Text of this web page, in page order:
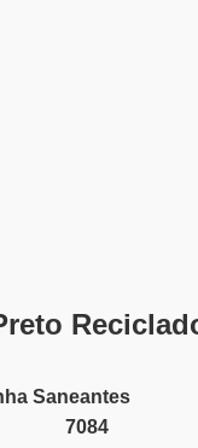
Saneantes
7084